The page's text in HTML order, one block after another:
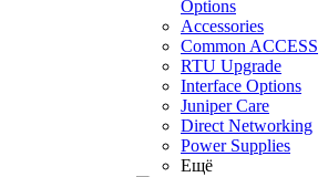
Options
Accessories
Common ACCESS
RTU Upgrade
Interface Options
Juniper Care
Direct Networking
Power Supplies
Ещё